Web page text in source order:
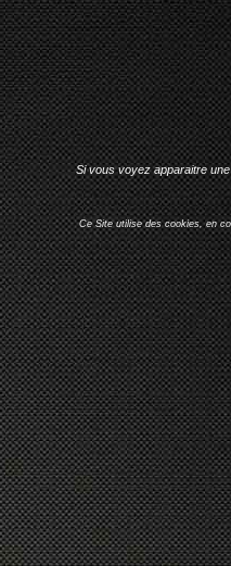
Si vous voyez apparaitre
Ce Site utilise des cookies, en